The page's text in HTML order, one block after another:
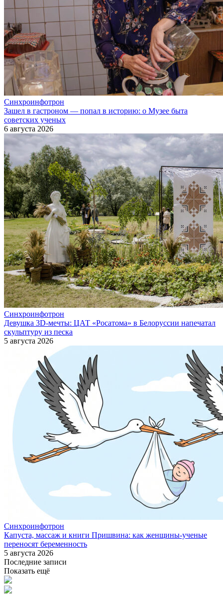
Синхроинфотрон
Зашел в гастроном — попал в историю: о Музее быта
советских ученых
6 августа 2026
Синхроинфотрон
Девушка 3D-мечты: ЦАТ «Росатома» в Белоруссии напечатал
скульптуру из песка
5 августа 2026
Синхроинфотрон
Капуста, массаж и книги Пришвина: как женщины-ученые
переносят беременность
5 августа 2026
Последние записи
Показать ещё